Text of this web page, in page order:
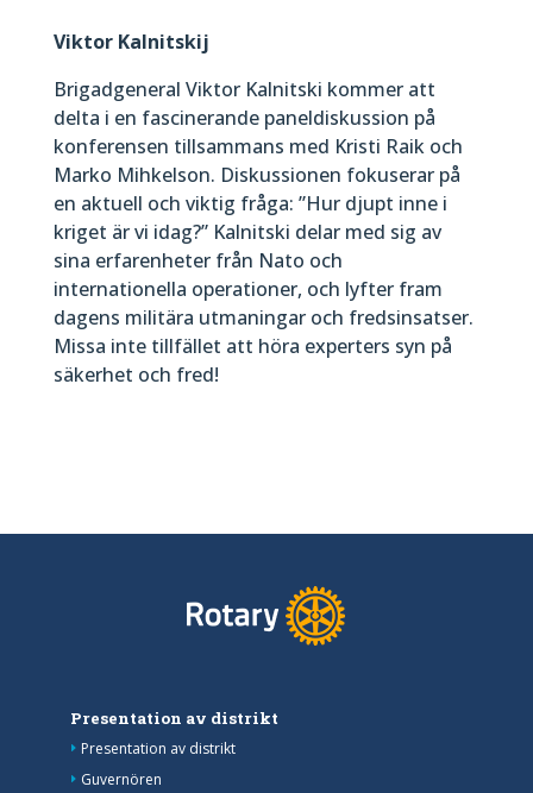
Viktor Kalnitskij
Brigadgeneral Viktor Kalnitski kommer att
delta i en fascinerande paneldiskussion på
konferensen tillsammans med Kristi Raik och
Marko Mihkelson. Diskussionen fokuserar på
en aktuell och viktig fråga: ”Hur djupt inne i
kriget är vi idag?” Kalnitski delar med sig av
sina erfarenheter från Nato och
internationella operationer, och lyfter fram
dagens militära utmaningar och fredsinsatser.
Missa inte tillfället att höra experters syn på
säkerhet och fred!
Presentation av distrikt
Presentation av distrikt
Guvernören